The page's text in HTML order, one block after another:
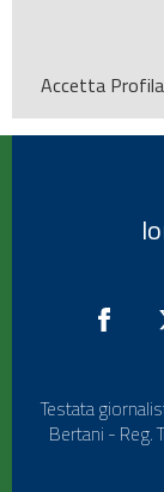
Accetta
Testata
Bertani - Reg.